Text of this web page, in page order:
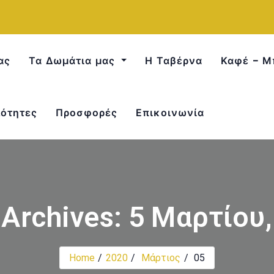
Τα Δωμάτια μας Η Ταβέρνα Καφέ –
Προσφορές Επικοινωνία
5
Home 2020 Μάρτιος 05